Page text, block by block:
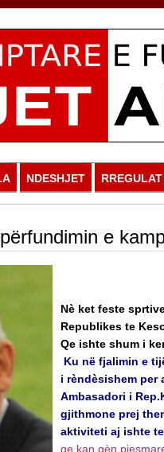
NDESHJET RREGULAT
e
Nè ket feste
Republikes te
Qe ishte shum i
Ku në fjalimin e
i rèndèsishem per
Ambasadori i
gjithmone prej
aktiviteti aj ishte
qe kan qèn